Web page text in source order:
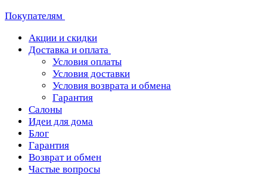
Покупателям
Акции и скидки
Доставка и оплата
Условия оплаты
Условия доставки
Условия возврата и обмена
Гарантия
Салоны
Идеи для дома
Блог
Гарантия
Возврат и обмен
Частые вопросы